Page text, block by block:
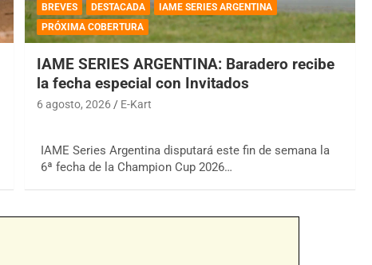
BREVES DESTACADA
IAME SERIES ARGENTINA
PRÓXIMA COBERTURA
IAME SERIES ARGENTINA: Baradero recibe
la fecha especial con Invitados
6 agosto, 2026 E-Kart
IAME Series Argentina disputará este fin de semana la
6ª fecha de la Champion Cup 2026…